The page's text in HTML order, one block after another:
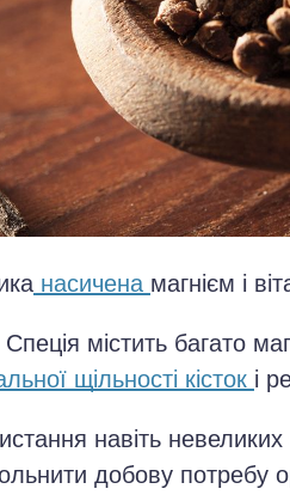
насичена магнієм і
містить багато
щільності кісток і
навіть
добову потребу